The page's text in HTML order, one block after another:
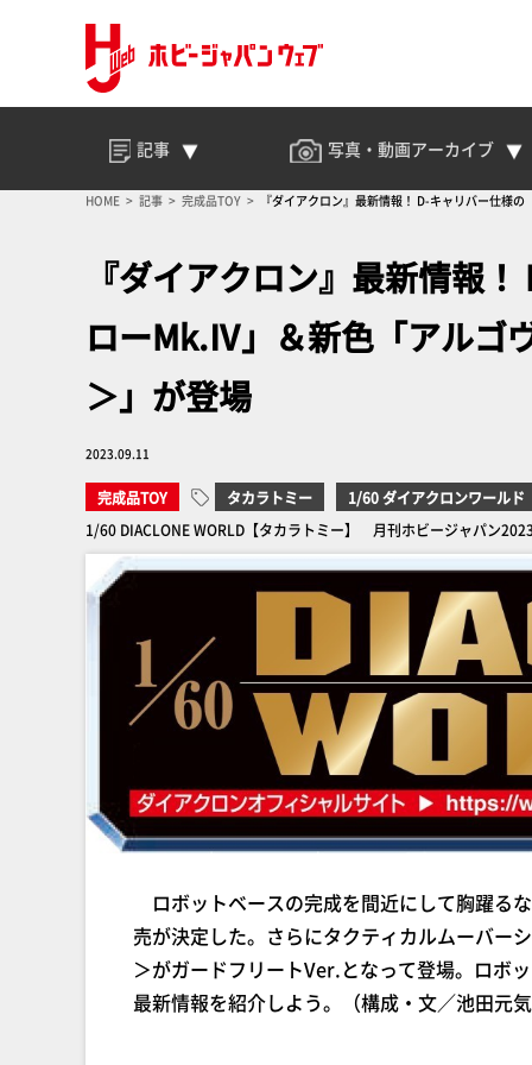
記事 写真・動画アーカイブ
HOME 記事 完成品TOY 『ダイアクロン』最新情報！ D-キャリバー仕様
『ダイアクロン』最新情報
ローMk.Ⅳ」＆新色「アルゴ
＞」が登場
2023.09.11
完成品TOY タカラトミー
1/60 ダイアクロンワールド
1/60 DIACLONE WORLD【タカラトミー】 月刊ホビージャパン
ロボットベースの完成を間近にして胸躍る
売が決定した。さらにタクティカルムーバー
＞がガードフリートVer.となって登場。ロボ
最新情報を紹介しよう。（構成・文／池田元